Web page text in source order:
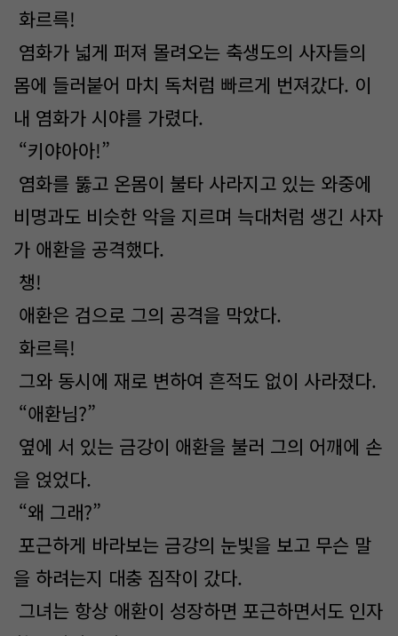
화르륵!
염화가 넓게 퍼져 몰려오는 축생도의 사자들의
몸에 들러붙어 마치 독처럼 빠르게 번져갔다. 이
내 염화가 시야를 가렸다.
“키야아아!”
염화를 뚫고 온몸이 불타 사라지고 있는 와중에
비명과도 비슷한 악을 지르며 늑대처럼 생긴 사자
가 애환을 공격했다.
챙!
애환은 검으로 그의 공격을 막았다.
화르륵!
그와 동시에 재로 변하여 흔적도 없이 사라졌다.
“애환님?”
옆에 서 있는 금강이 애환을 불러 그의 어깨에 손
을 얹었다.
“왜 그래?”
포근하게 바라보는 금강의 눈빛을 보고 무슨 말
을 하려는지 대충 짐작이 갔다.
그녀는 항상 애환이 성장하면 포근하면서도 인자